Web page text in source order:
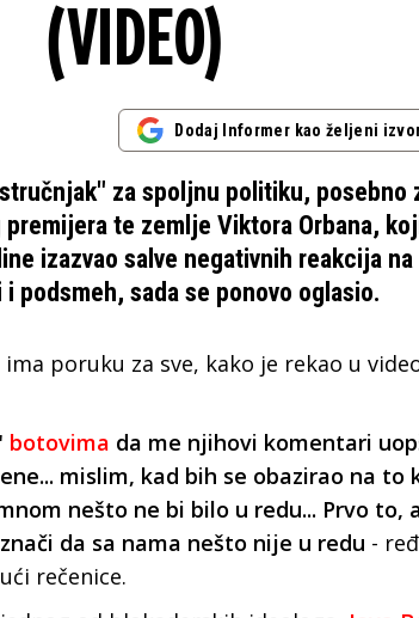
(VIDEO)
Dodaj Informer kao željeni
za spoljnu politiku, posebno
premijera te zemlje Viktora Orbana,
izazvao salve negativnih reakcija na
podsmeh, sada se ponovo oglasio.
poruku za sve, kako je rekao u
botovima da me njihovi komentari
mislim, kad bih se obazirao na to
nešto ne bi bilo u redu... Prvo to,
da sa nama nešto nije u redu -
rečenice.